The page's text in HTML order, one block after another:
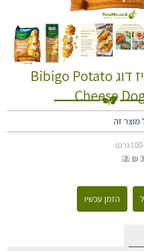
פוטטו צ'יז דוג Bibigo Potato
Cheese
מוצר זה
הזמן עכשיו